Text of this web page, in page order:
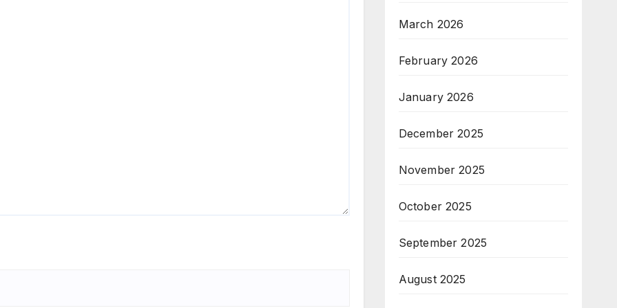
March 2026
February 2026
January 2026
December 2025
November 2025
October 2025
September 2025
August 2025